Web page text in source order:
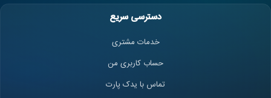
دسترسی سریع
خدمات مشتری
حساب کاربری من
تماس با یدک پارت